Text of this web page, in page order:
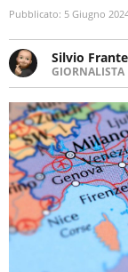
Pubblicato: 5 Giugno
Silvio
GIORNALISTA
Giornalista
cronaca,